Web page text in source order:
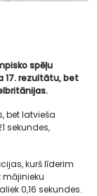
spēļu
17. rezultātu, bet
bet latvieša
sekundes,
kurš līderim
mājinieku
0,16 sekundes.